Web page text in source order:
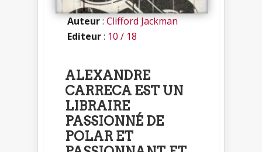
Auteur:Clifford Jackman
Editeur: 10 / 18
ALEXANDRE
CARRECA EST UN
LIBRAIRE
PASSIONNÉ DE
POLAR ET